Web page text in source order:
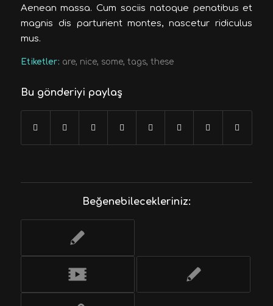
Aenean massa. Cum sociis natoque penatibus et
magnis dis parturient montes, nascetur ridiculus
mus.
Etiketler: are, nice, some, tags, these
Bu gönderiyi paylaş
Beğenebilecekleriniz: